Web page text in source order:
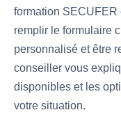
formation SECUFER
remplir le formulaire
personnalisé et être
conseiller vous
disponibles et les
votre situation.